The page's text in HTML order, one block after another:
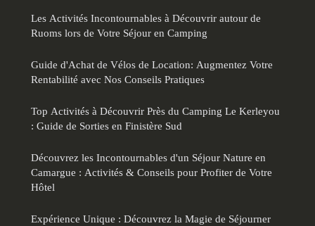
Les Activités Incontournables à Découvrir autour de
Ruoms lors de Votre Séjour en Camping
Guide d'Achat de Vélos de Location: Augmentez Votre
Rentabilité avec Nos Conseils Pratiques
Top Activités à Découvrir Près du Camping Le Kerleyou
: Guide de Sorties en Finistère Sud
Découvrez les Incontournables d'un Séjour Nature en
Camargue : Activités & Conseils pour Profiter de Votre
Hôtel
Expérience Unique : Découvrez la Magie de Séjourner